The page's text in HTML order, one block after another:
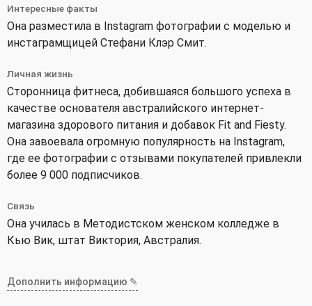
Интересные факты
Она разместила в Instagram фотографии с моделью и
инстаграмщицей Стефани Клэр Смит.
Личная жизнь
Сторонница фитнеса, добившаяся большого успеха в
качестве основателя австралийского интернет-
магазина здорового питания и добавок Fit and Fiesty.
Она завоевала огромную популярность на Instagram,
где ее фотографии с отзывами покупателей привлекли
более 9 000 подписчиков.
Связь
Она училась в Методистском женском колледже в
Кью Вик, штат Виктория, Австралия.
Дополнить информацию ✎